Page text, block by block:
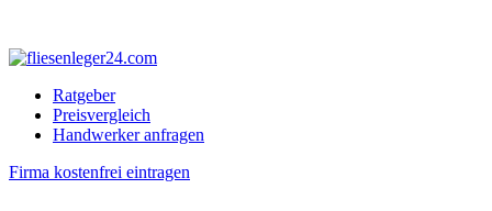
Ratgeber
Preisvergleich
Handwerker anfragen
Firma kostenfrei eintragen